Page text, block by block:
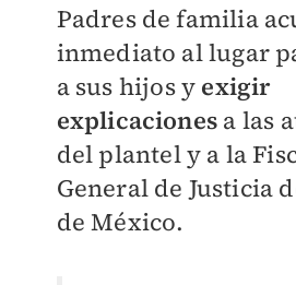
Padres de familia
inmediato al lugar
a sus hijos y exigir
explicaciones a las
del plantel y a la
General de Justicia
de México.